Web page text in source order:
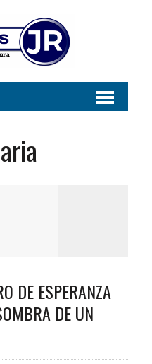
DE ESPERANZA
DE UN